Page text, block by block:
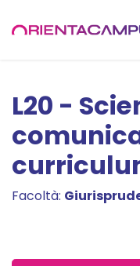
L20 -
Facoltà: